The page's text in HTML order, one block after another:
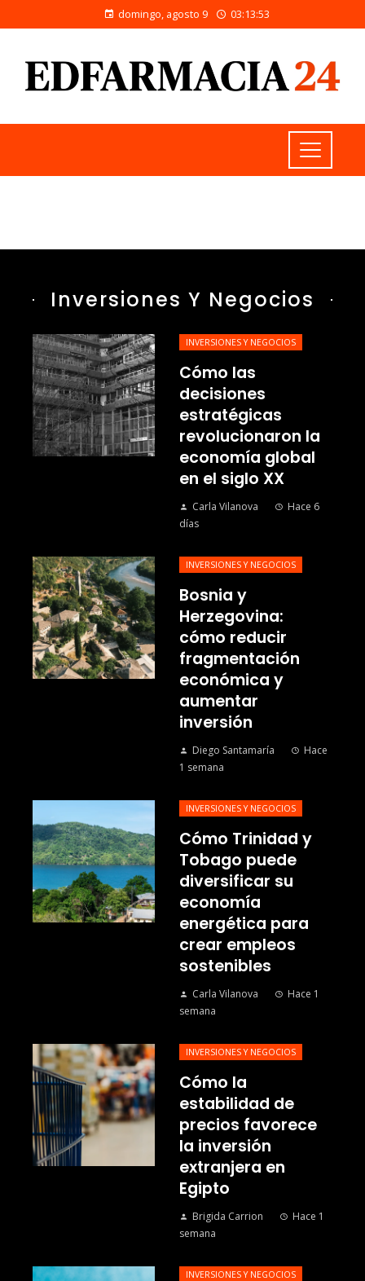
domingo, agosto 9 03:13:55
Inversiones Y Negocios
INVERSIONES Y NEGOCIOS
Cómo las
decisiones
estratégicas
revolucionaron la
economía global
en el siglo XX
Carla Vilanova
Hace 6
días
INVERSIONES Y NEGOCIOS
Bosnia y
Herzegovina:
cómo reducir
fragmentación
económica y
aumentar
inversión
Diego Santamaría
Hace
1 semana
INVERSIONES Y NEGOCIOS
Cómo Trinidad y
Tobago puede
diversificar su
economía
energética para
crear empleos
sostenibles
Carla Vilanova
Hace 1
semana
INVERSIONES Y NEGOCIOS
Cómo la
estabilidad de
precios favorece
la inversión
extranjera en
Egipto
Brigida Carrion
Hace 1
semana
INVERSIONES Y NEGOCIOS